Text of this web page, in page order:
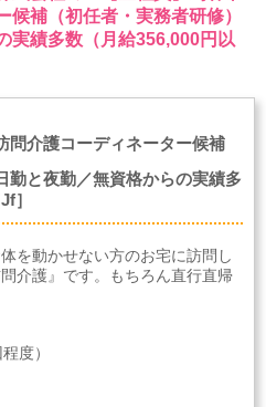
補（初任者・実務者研修）
実績多数（月給356,000円以
問介護コーディネーター候補
勤と夜勤／無資格からの実績多
］
を動かせない方のお宅に訪問し
介護』です。もちろん直行直帰
度）